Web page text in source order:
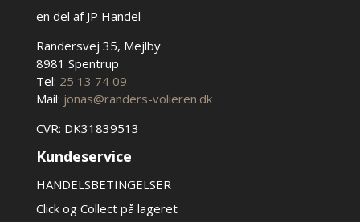
en del af JP Handel
Randersvej 35, Mejlby
8981 Spentrup
Tel: 25 13 74 09
Mail: jonas@randers-volieren.dk
CVR: DK31839513
Kundeservice
HANDELSBETINGELSER
Click og Collect på lageret